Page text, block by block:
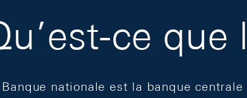
ce que
Banque nationale est la banque